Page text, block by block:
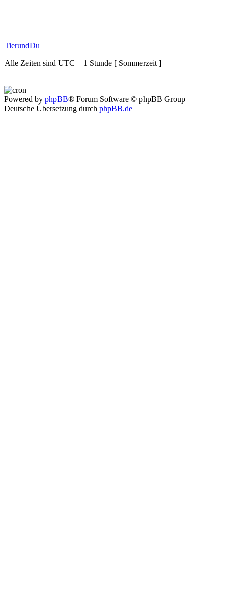
TierundDu
Alle Zeiten sind UTC + 1 Stunde [ Sommerzeit ]
Powered by phpBB® Forum Software © phpBB Group
Deutsche Übersetzung durch phpBB.de